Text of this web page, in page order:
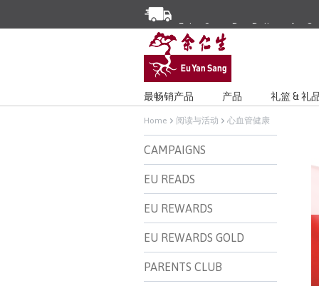
Enjoy Same Day Delivery for
Limited Time Special: Free
最畅销产品 产品 礼篮 & 礼
Home 阅读与活动 心血管健康
CAMPAIGNS
EU READS
EU REWARDS
EU REWARDS GOLD
PARENTS CLUB